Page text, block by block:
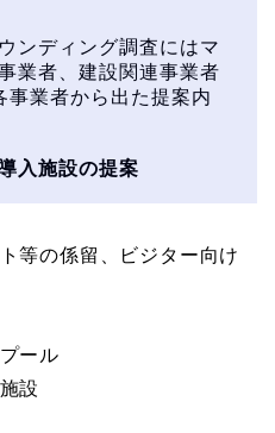
ンディング調査にはマ
業者、建設関連事業者
事業者から出た提案内
入施設の提案
等の係留、ビジター向け
ール
設